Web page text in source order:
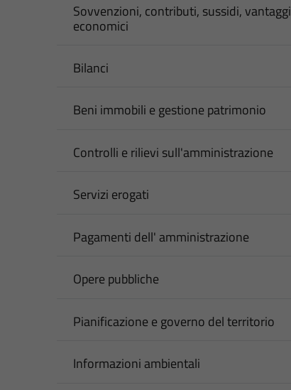
Sovvenzioni, contributi, sussidi, vantaggi
economici
Bilanci
Beni immobili e gestione patrimonio
Controlli e rilievi sull'amministrazione
Servizi erogati
Pagamenti dell' amministrazione
Opere pubbliche
Pianificazione e governo del territorio
Informazioni ambientali